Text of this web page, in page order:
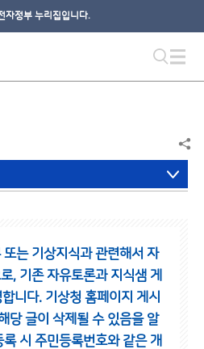
자정부 누리집입니다.
는 기상지식과 관련해서 자
, 기존 자유토론과 지식샘 게
니다. 기상청 홈페이지 게시
당 글이 삭제될 수 있음을 알
록 시 주민등록번호와 같은 개